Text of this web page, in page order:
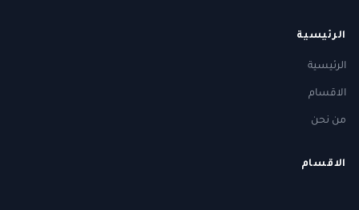
الرئيسية
الرئيسية
الاقسام
من نحن
الاقسام